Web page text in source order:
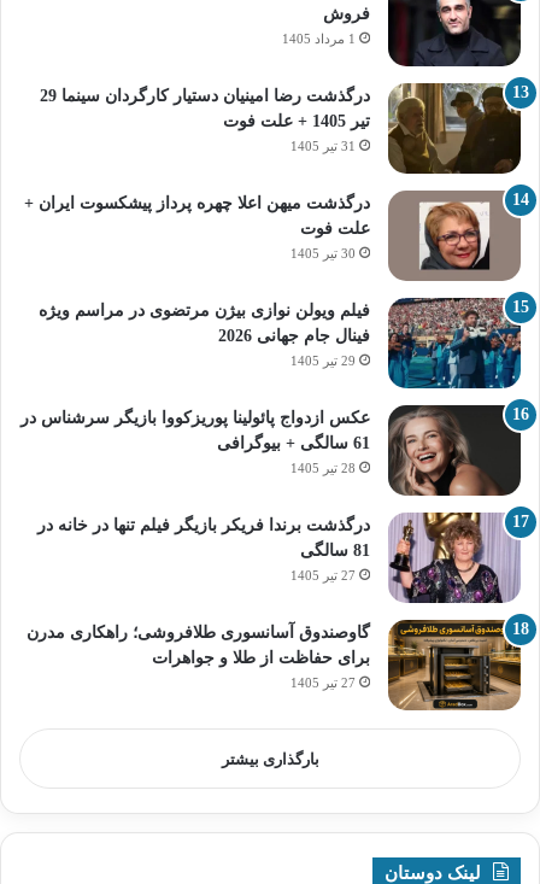
فروش
1 مرداد 1405
درگذشت رضا امینیان دستیار کارگردان سینما 29
تیر 1405 + علت فوت
31 تیر 1405
درگذشت میهن اعلا چهره پرداز پیشکسوت ایران +
علت فوت
30 تیر 1405
فیلم ویولن نوازی بیژن مرتضوی در مراسم ویژه
فینال جام جهانی 2026
29 تیر 1405
عکس ازدواج پائولینا پوریزکووا بازیگر سرشناس در
61 سالگی + بیوگرافی
28 تیر 1405
درگذشت برندا فریکر بازیگر فیلم تنها در خانه در
81 سالگی
27 تیر 1405
گاوصندوق آسانسوری طلافروشی؛ راهکاری مدرن
برای حفاظت از طلا و جواهرات
27 تیر 1405
بارگذاری بیشتر
لینک دوستان